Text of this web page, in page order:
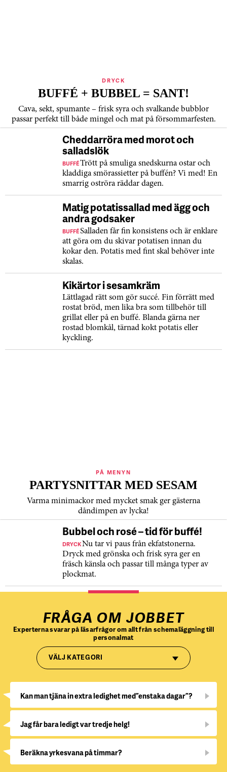
DRYCK
BUFFÉ + BUBBEL = SANT!
Cava, sekt, spumante – frisk syra och svalkande bubblor
passar perfekt till både mingel och mat på försommarfesten.
Cheddarröra med morot och
salladslök
BUFFÉTrött på smuliga snedskurna ostar och
kladdiga smörassietter på buffén? Vi med! En
smarrig oströra räddar dagen.
Matig potatissallad med ägg och
andra godsaker
BUFFÉSalladen får fin konsistens och är enklare
att göra om du skivar potatisen innan du
kokar den. Potatis med fint skal behöver inte
skalas.
Kikärtor i sesamkräm
Lättlagad rätt som gör succé. Fin förrätt med
rostat bröd, men lika bra som tillbehör till
grillat eller på en buffé. Blanda gärna ner
rostad blomkål, tärnad kokt potatis eller
kyckling.
PÅ MENYN
PARTYSNITTAR MED SESAM
Varma minimackor med mycket smak ger gästerna
dåndimpen av lycka!
Bubbel och rosé – tid för buffé!
DRYCKNu tar vi paus från ekfatstonerna.
Dryck med grönska och frisk syra ger en
fräsch känsla och passar till många typer av
plockmat.
FRÅGA OM JOBBET
Experterna svarar på läsarfrågor om allt från schemaläggning till
personalmat
VÄLJ KATEGORI
Kan man tjäna in extra ledighet med ”enstaka dagar”?
Jag får bara ledigt var tredje helg!
Beräkna yrkesvana på timmar?